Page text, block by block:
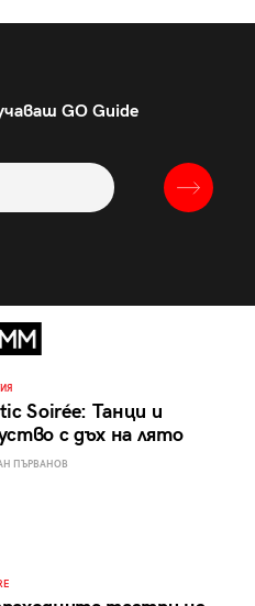
GO Guide
Soirée: Танци и
с дъх на лято
ПЪРВАНОВ